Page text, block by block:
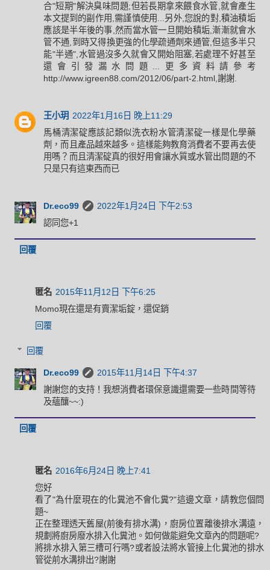
合"短期"解決臭味問題;但若長期拿來餵食水管,就會產生
本文提到的副作用,需謹慎使用...另外,您說的對,積油積垢
應該是半年後的事,然而當水管一旦開始積垢,漸漸就會水
管不通,到時又得換更強的化學疏通劑來通管,但這多半只
能"半通",水管過沒多久就會又開始阻塞,若處理不好甚至
還會引發漏水問題...更多資料請參考
http://www.igreen88.com/2012/06/part-2.html,謝謝.
王小玥 2022年1月16日 晚上11:29
馬桶清潔碇應該記類似洗衣粉水管清潔碇一樣是化學藥
劑，而且產品越來越多。這樣能夠教育消費者不要再去使
用嗎？而且清潔碇真的很好用會讓水質或水管出問題的不
只是只有這東西而已
Dr.eco99
2022年1月24日 下午2:53
認同您+1
回覆
匿名 2015年11月12日 下午6:25
Momo現在還是有賣潔垢錠，還促銷
回覆
回覆
Dr.eco99
2015年11月14日 下午4:37
謝謝您的支持！我想消費者環保意識還需要一些時間等待
及蘊釀~~:)
回覆
匿名 2016年6月24日 晚上7:41
您好
看了"為什麼現在的化糞池不會化糞?"這邊文章，請教您個問
題~
正在整理透天舊屋(前後有排水溝)，廚房位置離後排水溝遠，
規劃將廚房廢水排入化糞池。如何做能避免文章內的問題呢?
將排水排入第三槽可行嗎?或者設法將水管接上化糞池的排水
管從前水溝排出?謝謝